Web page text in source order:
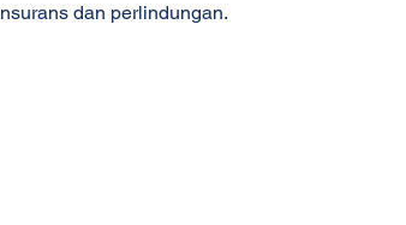
dan perlindungan.